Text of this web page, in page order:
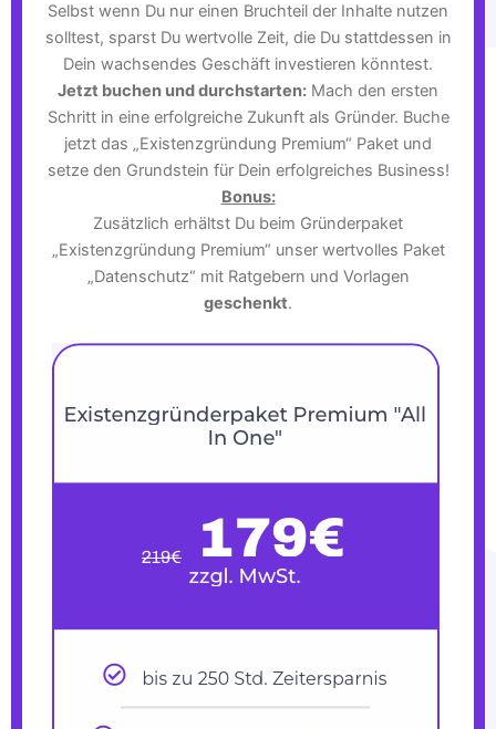
Selbst wenn Du nur einen Bruchteil der Inhalte nutzen
solltest, sparst Du wertvolle Zeit, die Du stattdessen in
Dein wachsendes Geschäft investieren könntest.
Jetzt buchen und durchstarten: Mach den ersten
Schritt in eine erfolgreiche Zukunft als Gründer. Buche
jetzt das „Existenzgründung Premium“ Paket und
setze den Grundstein für Dein erfolgreiches Business!
Bonus:
Zusätzlich erhältst Du beim Gründerpaket
„Existenzgründung Premium“ unser wertvolles Paket
„Datenschutz“ mit Ratgebern und Vorlagen
geschenkt.